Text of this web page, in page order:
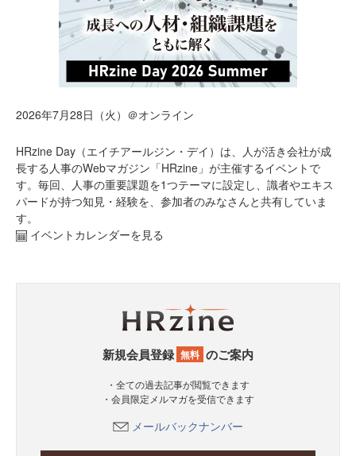
2026年7月28日（火）＠オンライン
HRzine Day（エイチアールジン・デイ）は、人が活き会社が成
長する人事のWebマガジン「HRzine」が主催するイベントで
す。毎回、人事の重要課題を1つテーマに設定し、識者やエキス
パードが持つ知見・経験を、参加者のみなさんと共有していま
す。
イベントカレンダーを見る
新規会員登録 無料 のご案内
・全ての過去記事が閲覧できます
・会員限定メルマガを受信できます
メールバックナンバー